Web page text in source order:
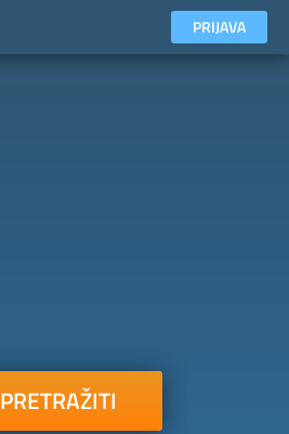
PRIJAVA
PRETRAŽITI